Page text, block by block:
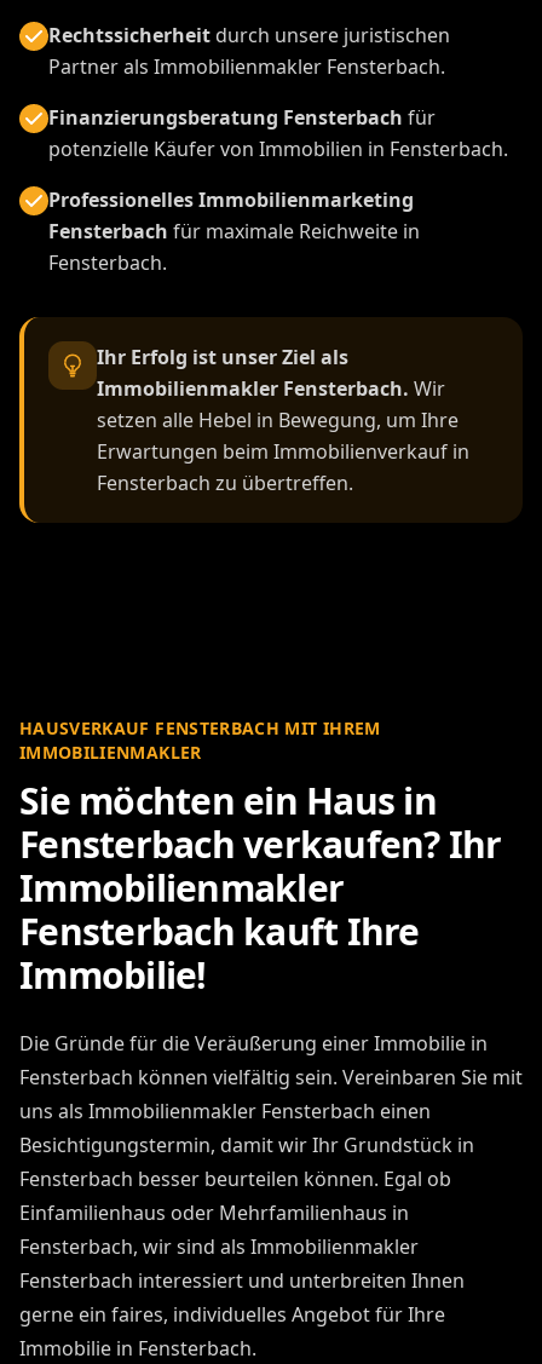
Rechtssicherheitdurch unsere juristischen
Partner als Immobilienmakler Fensterbach.
Finanzierungsberatung Fensterbach für
potenzielle Käufer von Immobilien in Fensterbach.
Professionelles Immobilienmarketing
Fensterbach für maximale Reichweite in
Fensterbach.
Ihr Erfolg ist unser Ziel als
Immobilienmakler Fensterbach. Wir
setzen alle Hebel in Bewegung, um Ihre
Erwartungen beim Immobilienverkauf in
Fensterbach zu übertreffen.
HAUSVERKAUF FENSTERBACH MIT IHREM
IMMOBILIENMAKLER
Sie möchten ein Haus in
Fensterbach verkaufen? Ihr
Immobilienmakler
Fensterbach kauft Ihre
Immobilie!
Die Gründe für die Veräußerung einer Immobilie in
Fensterbach können vielfältig sein. Vereinbaren Sie mit
uns als Immobilienmakler Fensterbach einen
Besichtigungstermin, damit wir Ihr Grundstück in
Fensterbach besser beurteilen können. Egal ob
Einfamilienhaus oder Mehrfamilienhaus in
Fensterbach, wir sind als Immobilienmakler
Fensterbach interessiert und unterbreiten Ihnen
gerne ein faires, individuelles Angebot für Ihre
Immobilie in Fensterbach.